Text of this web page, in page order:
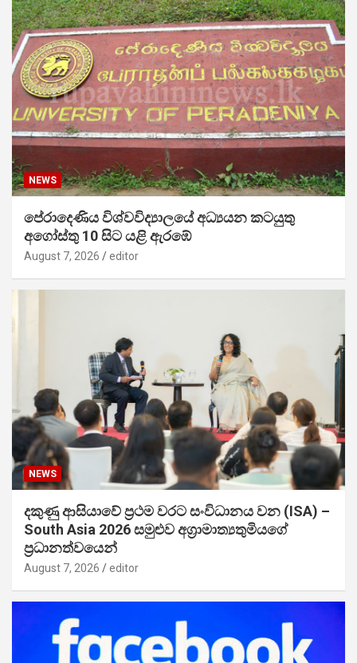
NEWS
පේරාදෙණිය විශ්වවිද්‍යාලයේ අධ්‍යයන කටයුතු
අගෝස්තු 10 සිට යළි ඇරඹේ
August 7, 2026 editor
NEWS
දකුණු ආසියාවේ ප්‍රථම වරට සංවිධානය වන (ISA) –
South Asia 2026 සමුළුව අග්‍රාමාත්‍යතුමියගේ
ප්‍රධානත්වයෙන්
August 7, 2026 editor